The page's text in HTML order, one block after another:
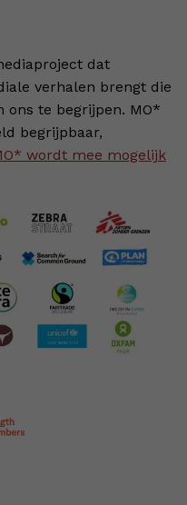
dat
verhalen brengt die
te begrijpen. MO*
begrijpbaar,
wordt mee mogelijk